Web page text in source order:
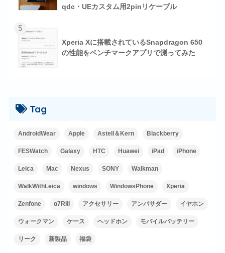
qdc・UEカスタム用2pinリケーブル
5
Xperia Xに搭載されているSnapdragon 650
の性能をベンチマークアプリで測ってみた
Tag
AndroidWear Apple Astell＆Kern Blackberry
FESWatch Galaxy HTC Huawei iPad iPhone
Leica Mac Nexus SONY Walkman
WalkWithLeica windows WindowsPhone Xperia
Zenfone α7RIII アクセサリー アンバサダー イヤホン
ウォークマン ケース ヘッドホン モバイルバッテリー
リーク 新製品 福袋